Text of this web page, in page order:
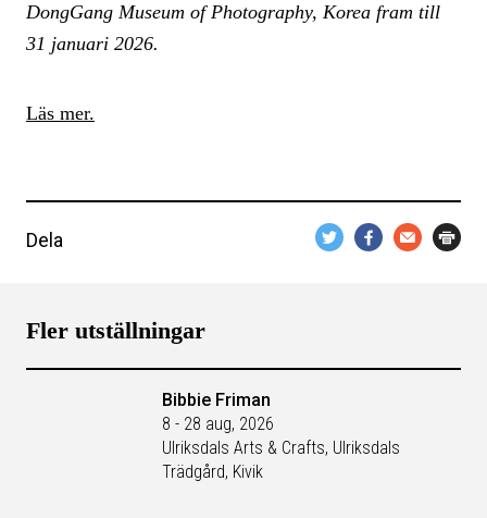
DongGang Museum of Photography, Korea fram till
31 januari 2026.
Läs mer.
Dela
Fler utställningar
Bibbie Friman
8 - 28 aug, 2026
Ulriksdals Arts & Crafts, Ulriksdals
Trädgård, Kivik